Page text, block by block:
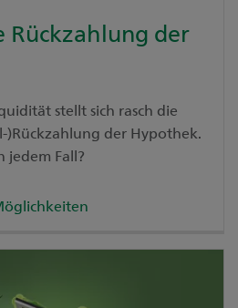
Rückzahlung der
stellt sich rasch die
)Rückzahlung der Hypothek.
jedem Fall?